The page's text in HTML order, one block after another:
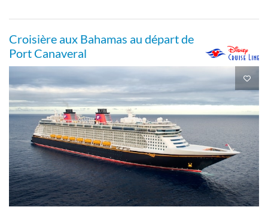
Croisière aux Bahamas au départ de
Port Canaveral